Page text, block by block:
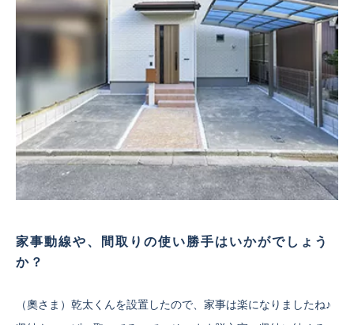
家事動線や、間取りの使い勝手はいかがでしょう
か？
（奧さま）乾太くんを設置したので、家事は楽になりましたね♪